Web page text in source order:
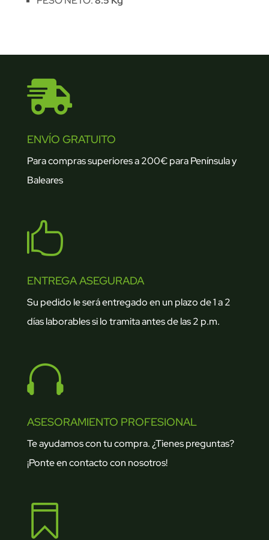

ENVÍO GRATUITO
Para compras superiores a 200€ para Península y
Baleares

ENTREGA ASEGURADA
Su pedido le será entregado en un plazo de 1 a 2
días laborables si lo tramita antes de las 2 p.m.

ASESORAMIENTO PROFESIONAL
Te ayudamos con tu compra. ¿Tienes preguntas?
¡Ponte en contacto con nosotros!
